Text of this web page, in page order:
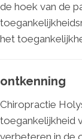
de hoek van de
het
ontkenning
Chiropractie
toegankelijkheid